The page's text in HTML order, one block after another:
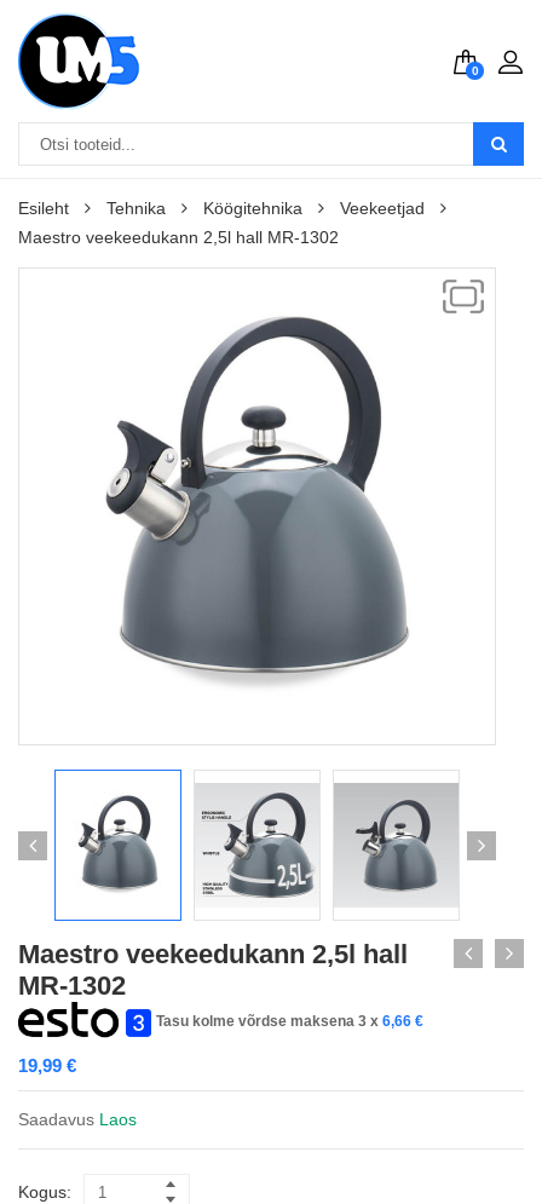
0
Esileht Tehnika Köögitehnika
Veekeetjad
Maestro veekeedukann 2,5l hall MR-1302
Maestro veekeedukann 2,5l hall
MR-1302
Tasu kolme võrdse maksena 3 x 6,66 €
19,99 €
Saadavus Laos
Kogus: